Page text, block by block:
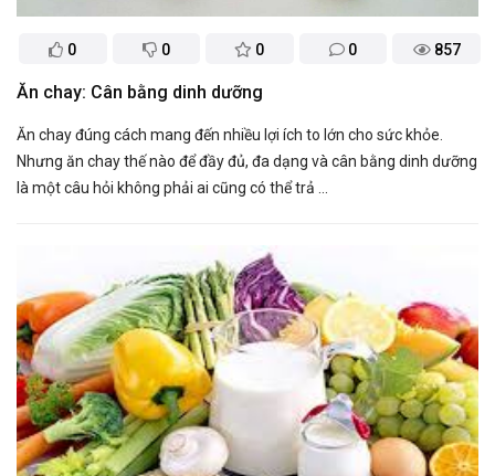
0 0 0 0 857
Ăn chay: Cân bằng dinh dưỡng
Ăn chay đúng cách mang đến nhiều lợi ích to lớn cho sức khỏe.
Nhưng ăn chay thế nào để đầy đủ, đa dạng và cân bằng dinh dưỡng
là một câu hỏi không phải ai cũng có thể trả ...